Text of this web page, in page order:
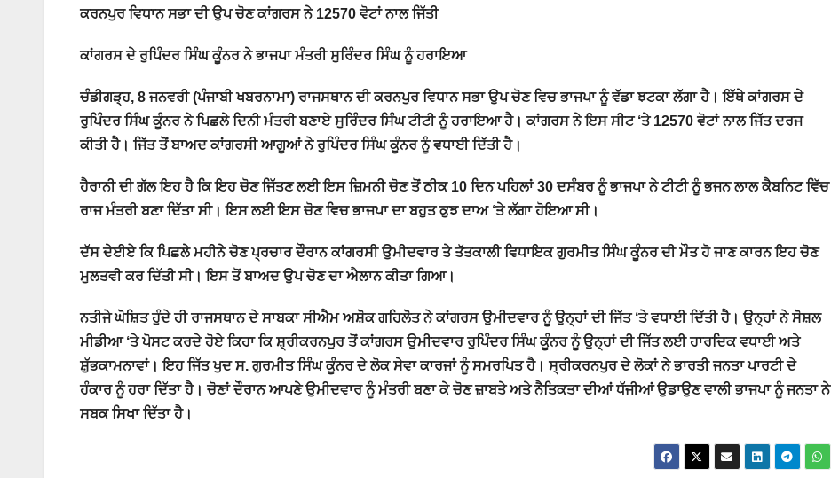
ਕਰਨਪੁਰ ਵਿਧਾਨ ਸਭਾ ਦੀ ਉਪ ਚੋਣ ਕਾਂਗਰਸ ਨੇ 12570 ਵੋਟਾਂ ਨਾਲ ਜਿੱਤੀ
ਕਾਂਗਰਸ ਦੇ ਰੁਪਿੰਦਰ ਸਿੰਘ ਕੂੰਨਰ ਨੇ ਭਾਜਪਾ ਮੰਤਰੀ ਸੁਰਿੰਦਰ ਸਿੰਘ ਨੂੰ ਹਰਾਇਆ
ਚੰਡੀਗੜ੍ਹ, 8 ਜਨਵਰੀ (ਪੰਜਾਬੀ ਖਬਰਨਾਮਾ) ਰਾਜਸਥਾਨ ਦੀ ਕਰਨਪੁਰ ਵਿਧਾਨ ਸਭਾ ਉਪ ਚੋਣ ਵਿਚ ਭਾਜਪਾ ਨੂੰ ਵੱਡਾ ਝਟਕਾ ਲੱਗਾ ਹੈ। ਇੱਥੇ ਕਾਂਗਰਸ ਦੇ
ਰੁਪਿੰਦਰ ਸਿੰਘ ਕੂੰਨਰ ਨੇ ਪਿਛਲੇ ਦਿਨੀ ਮੰਤਰੀ ਬਣਾਏ ਸੁਰਿੰਦਰ ਸਿੰਘ ਟੀਟੀ ਨੂੰ ਹਰਾਇਆ ਹੈ। ਕਾਂਗਰਸ ਨੇ ਇਸ ਸੀਟ ‘ਤੇ 12570 ਵੋਟਾਂ ਨਾਲ ਜਿੱਤ ਦਰਜ
ਕੀਤੀ ਹੈ। ਜਿੱਤ ਤੋਂ ਬਾਅਦ ਕਾਂਗਰਸੀ ਆਗੂਆਂ ਨੇ ਰੁਪਿੰਦਰ ਸਿੰਘ ਕੂੰਨਰ ਨੂੰ ਵਧਾਈ ਦਿੱਤੀ ਹੈ।
ਹੈਰਾਨੀ ਦੀ ਗੱਲ ਇਹ ਹੈ ਕਿ ਇਹ ਚੋਣ ਜਿੱਤਣ ਲਈ ਇਸ ਜ਼ਿਮਨੀ ਚੋਣ ਤੋਂ ਠੀਕ 10 ਦਿਨ ਪਹਿਲਾਂ 30 ਦਸੰਬਰ ਨੂੰ ਭਾਜਪਾ ਨੇ ਟੀਟੀ ਨੂੰ ਭਜਨ ਲਾਲ ਕੈਬਨਿਟ ਵਿੱਚ
ਰਾਜ ਮੰਤਰੀ ਬਣਾ ਦਿੱਤਾ ਸੀ। ਇਸ ਲਈ ਇਸ ਚੋਣ ਵਿਚ ਭਾਜਪਾ ਦਾ ਬਹੁਤ ਕੁਝ ਦਾਅ ‘ਤੇ ਲੱਗਾ ਹੋਇਆ ਸੀ।
ਦੱਸ ਦੇਈਏ ਕਿ ਪਿਛਲੇ ਮਹੀਨੇ ਚੋਣ ਪ੍ਰਚਾਰ ਦੌਰਾਨ ਕਾਂਗਰਸੀ ਉਮੀਦਵਾਰ ਤੇ ਤੱਤਕਾਲੀ ਵਿਧਾਇਕ ਗੁਰਮੀਤ ਸਿੰਘ ਕੂੰਨਰ ਦੀ ਮੌਤ ਹੋ ਜਾਣ ਕਾਰਨ ਇਹ ਚੋਣ
ਮੁਲਤਵੀ ਕਰ ਦਿੱਤੀ ਸੀ। ਇਸ ਤੋਂ ਬਾਅਦ ਉਪ ਚੋਣ ਦਾ ਐਲਾਨ ਕੀਤਾ ਗਿਆ।
ਨਤੀਜੇ ਘੋਸ਼ਿਤ ਹੁੰਦੇ ਹੀ ਰਾਜਸਥਾਨ ਦੇ ਸਾਬਕਾ ਸੀਐਮ ਅਸ਼ੋਕ ਗਹਿਲੋਤ ਨੇ ਕਾਂਗਰਸ ਉਮੀਦਵਾਰ ਨੂੰ ਉਨ੍ਹਾਂ ਦੀ ਜਿੱਤ ‘ਤੇ ਵਧਾਈ ਦਿੱਤੀ ਹੈ। ਉਨ੍ਹਾਂ ਨੇ ਸੋਸ਼ਲ
ਮੀਡੀਆ ‘ਤੇ ਪੋਸਟ ਕਰਦੇ ਹੋਏ ਕਿਹਾ ਕਿ ਸ਼੍ਰੀਕਰਨਪੁਰ ਤੋਂ ਕਾਂਗਰਸ ਉਮੀਦਵਾਰ ਰੁਪਿੰਦਰ ਸਿੰਘ ਕੂੰਨਰ ਨੂੰ ਉਨ੍ਹਾਂ ਦੀ ਜਿੱਤ ਲਈ ਹਾਰਦਿਕ ਵਧਾਈ ਅਤੇ
ਸ਼ੁੱਭਕਾਮਨਾਵਾਂ। ਇਹ ਜਿੱਤ ਖੁਦ ਸ. ਗੁਰਮੀਤ ਸਿੰਘ ਕੂੰਨਰ ਦੇ ਲੋਕ ਸੇਵਾ ਕਾਰਜਾਂ ਨੂੰ ਸਮਰਪਿਤ ਹੈ। ਸ੍ਰੀਕਰਨਪੁਰ ਦੇ ਲੋਕਾਂ ਨੇ ਭਾਰਤੀ ਜਨਤਾ ਪਾਰਟੀ ਦੇ
ਹੰਕਾਰ ਨੂੰ ਹਰਾ ਦਿੱਤਾ ਹੈ। ਚੋਣਾਂ ਦੌਰਾਨ ਆਪਣੇ ਉਮੀਦਵਾਰ ਨੂੰ ਮੰਤਰੀ ਬਣਾ ਕੇ ਚੋਣ ਜ਼ਾਬਤੇ ਅਤੇ ਨੈਤਿਕਤਾ ਦੀਆਂ ਧੱਜੀਆਂ ਉਡਾਉਣ ਵਾਲੀ ਭਾਜਪਾ ਨੂੰ ਜਨਤਾ ਨੇ
ਸਬਕ ਸਿਖਾ ਦਿੱਤਾ ਹੈ।